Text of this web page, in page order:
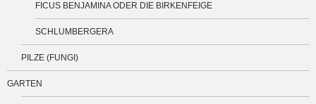
FICUS BENJAMINA ODER DIE BIRKENFEIGE
SCHLUMBERGERA
PILZE (FUNGI)
GARTEN